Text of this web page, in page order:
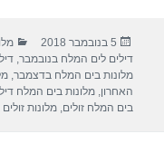
e
b
o
פורסם
בתאריך
5 בנובמבר 2018
דילים לים המלח בנובמבר ,
מלונות בים המלח בדצמבר ,
האחרון ,מלונות בים המלח
בים המלח זולים ,מלונות